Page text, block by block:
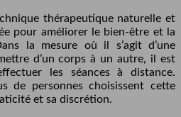
thérapeutique naturelle et
pour améliorer le bien-être et la
la mesure où il s’agit d’une
d’un corps à un autre, il est
les séances à distance.
de personnes choisissent cette
et sa discrétion.